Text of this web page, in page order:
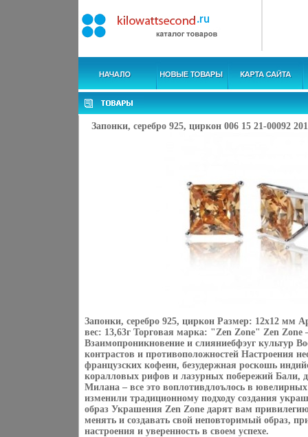
Запонки, серебро 925, циркон 006 15 21-00092
Запонки, серебро 925, циркон Размер: 12х12 мм
вес: 13,63г Торговая марка: "Zen Zone" Zen
Взаимопроникновение и слияниебфэуг культур
контрастов и противоположностей Настроения
французских кофеин, безудержная роскошь
коралловых рифов и лазурных побережий Бали,
Милана – все это воплотивдлоълось в
изменили традиционному подходу создания
образ Украшения Zen Zone дарят вам
менять и создавать свой неповторимый образ,
настроения и уверенность в своем успехе.